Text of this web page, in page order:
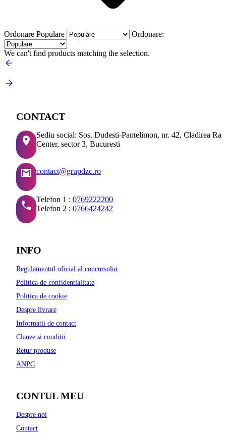
Ordonare Populare Ordonare:
We can't find products matching the selection.
CONTACT
Sediu social: Sos. Dudesti-Pantelimon, nr. 42, Cladirea
Center, sector 3, Bucuresti
contact@grupdzc.ro
Telefon 1 : 0769222200
Telefon 2 : 0766424242
INFO
Regulamentul oficial al concursului
Politica de confidentialitate
Politica de cookie
Despre livrare
Informatii de contact
Clauze si conditii
Retur produse
ANPC
CONTUL MEU
Despre noi
Contact